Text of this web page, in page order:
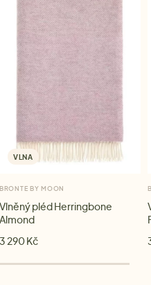
VLNA
BRONTE BY MOON
Vlněný pléd Herringbone
Almond
3 290 Kč